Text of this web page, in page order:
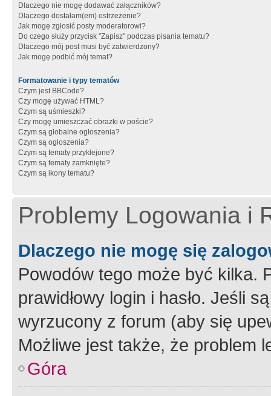
Dlaczego nie mogę dodawać załączników?
Dlaczego dostałam(em) ostrzeżenie?
Jak mogę zgłosić posty moderatorowi?
Do czego służy przycisk "Zapisz" podczas pisania tematu?
Dlaczego mój post musi być zatwierdzony?
Jak mogę podbić mój temat?
Formatowanie i typy tematów
Czym jest BBCode?
Czy mogę używać HTML?
Czym są uśmieszki?
Czy mogę umieszczać obrazki w poście?
Czym są globalne ogłoszenia?
Czym są ogłoszenia?
Czym są tematy przyklejone?
Czym są tematy zamknięte?
Czym są ikony tematu?
Problemy Logowania i
Dlaczego nie mogę się
Powodów tego może być kilka.
prawidłowy login i hasło. Jeśli
wyrzucony z forum (aby się
Możliwe jest także, że problem
Góra